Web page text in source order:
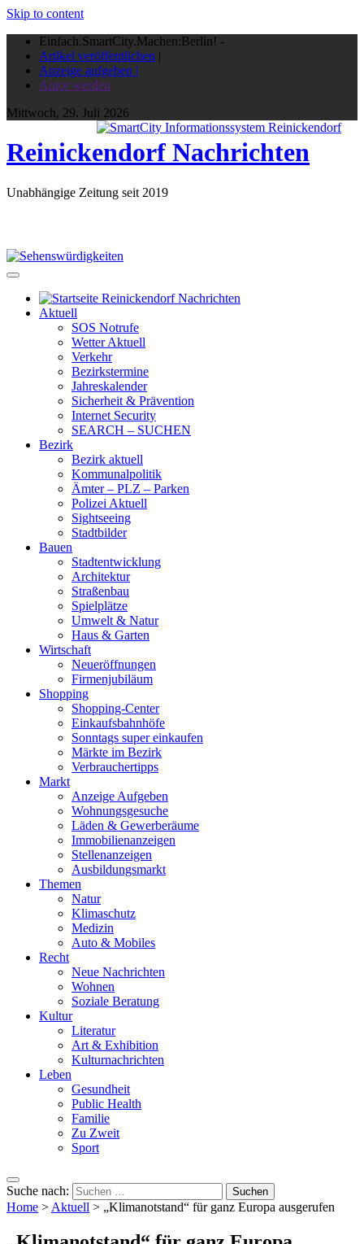
Skip to content
Einfach.SmartCity.Machen:Berlin! -
Artikel veröffentlichen |
Anzeige aufgeben |
Autor werden
Mittwoch, 29. Juli 2026
Reinickendorf Nachrichten
Unabhängige Zeitung seit 2019
Aktuell
SOS Notrufe
Wetter Aktuell
Verkehr
Bezirkstermine
Jahreskalender
Sicherheit & Prävention
Internet Security
SEARCH – SUCHEN
Bezirk
Bezirk aktuell
Kommunalpolitik
Ämter – PLZ – Parken
Polizei Aktuell
Sightseeing
Stadtbilder
Bauen
Stadtentwicklung
Architektur
Straßenbau
Spielplätze
Umwelt & Natur
Haus & Garten
Wirtschaft
Neueröffnungen
Firmenjubiläum
Shopping
Shopping-Center
Einkaufsbahnhöfe
Sonntags super einkaufen
Märkte im Bezirk
Verbrauchertipps
Markt
Anzeige Aufgeben
Wohnungsgesuche
Läden & Gewerberäume
Immobilienanzeigen
Stellenanzeigen
Ausbildungsmarkt
Themen
Natur
Klimaschutz
Medizin
Auto & Mobiles
Recht
Neue Nachrichten
Wohnen
Soziale Beratung
Kultur
Literatur
Art & Exhibition
Kulturnachrichten
Leben
Gesundheit
Public Health
Familie
Zu Zweit
Sport
Suche nach:
Home >Aktuell > „Klimanotstand“ für ganz Europa ausgerufen